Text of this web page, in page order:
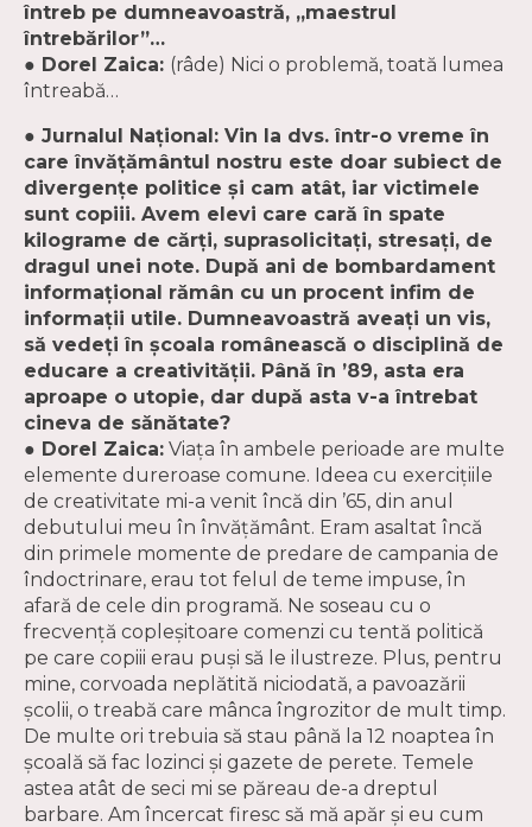
întreb pe dumneavoastră, „maestrul
întrebărilor”…
● Dorel Zaica: (râde) Nici o problemă, toată lumea
întreabă…
● Jurnalul Naţional: Vin la dvs. într-o vreme în
care învăţământul nostru este doar subiect de
divergenţe politice şi cam atât, iar victimele
sunt copiii. Avem elevi care cară în spate
kilograme de cărţi, suprasolicitaţi, stresaţi, de
dragul unei note. După ani de bombardament
informaţional rămân cu un procent infim de
informaţii utile. Dumneavoastră aveaţi un vis,
să vedeţi în şcoala românească o disciplină de
educare a creativităţii. Până în ’89, asta era
aproape o utopie, dar după asta v-a întrebat
cineva de sănătate?
● Dorel Zaica: Viaţa în ambele perioade are multe
elemente dureroase comune. Ideea cu exerciţiile
de creativitate mi-a venit încă din ’65, din anul
debutului meu în învăţământ. Eram asaltat încă
din primele momente de predare de campania de
îndoctrinare, erau tot felul de teme impuse, în
afară de cele din programă. Ne soseau cu o
frecvenţă copleşitoare comenzi cu tentă politică
pe care copiii erau puşi să le ilustreze. Plus, pentru
mine, corvoada neplătită niciodată, a pavoazării
şcolii, o treabă care mânca îngrozitor de mult timp.
De multe ori trebuia să stau până la 12 noaptea în
şcoală să fac lozinci şi gazete de perete. Temele
astea atât de seci mi se păreau de-a dreptul
barbare. Am încercat firesc să mă apăr şi eu cum